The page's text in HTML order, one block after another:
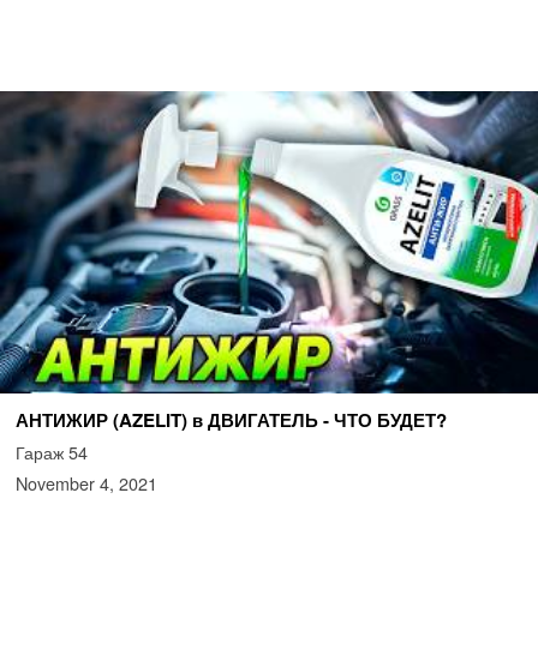
АНТИЖИР (AZELIT) в ДВИГАТЕЛЬ - ЧТО БУДЕТ?
Гараж 54
November 4, 2021